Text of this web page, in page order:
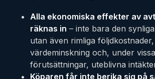
Alla ekonomiska effekter av
räknas in – inte bara den
utan även rimliga följdkostnader,
värdeminskning och, under vissa
förutsättningar, uteblivna
Köparen får inte berika sig på